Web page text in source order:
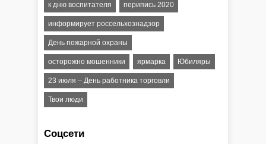
к дню воспитателя перипись 2020
информирует россельхознадзор
День пожарной охраны
осторожно мошенники ярмарка Юбиляры
23 июля – День работника торговли
Твои люди
Соцсети